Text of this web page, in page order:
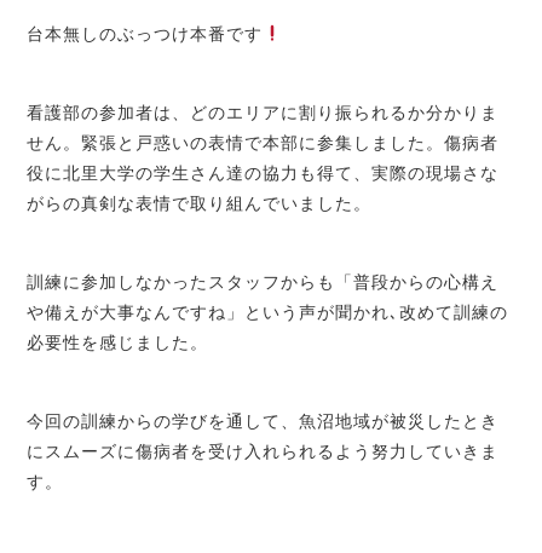
台本無しのぶっつけ本番です
看護部の参加者は、どのエリアに割り振られるか分かりま
せん。緊張と戸惑いの表情で本部に参集しました。傷病者
役に北里大学の学生さん達の協力も得て、実際の現場さな
がらの真剣な表情で取り組んでいました。
訓練に参加しなかったスタッフからも「普段からの心構え
や備えが大事なんですね」という声が聞かれ､改めて訓練の
必要性を感じました。
今回の訓練からの学びを通して、魚沼地域が被災したとき
にスムーズに傷病者を受け入れられるよう努力していきま
す。